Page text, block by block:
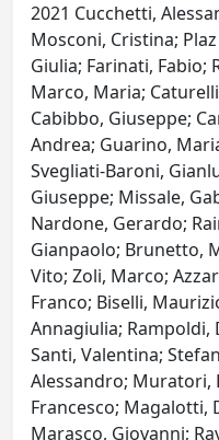
2021 Cucchetti,
Mosconi, Cristina;
Giulia; Farinati, Fabio;
Marco, Maria;
Cabibbo, Giuseppe;
Andrea; Guarino,
Svegliati‐Baroni,
Giuseppe; Missale,
Nardone, Gerardo;
Gianpaolo; Brunetto,
Vito; Zoli, Marco;
Franco; Biselli,
Annagiulia; Rampoldi,
Santi, Valentina;
Alessandro; Muratori,
Francesco; Magalotti,
Marasco, Giovanni;